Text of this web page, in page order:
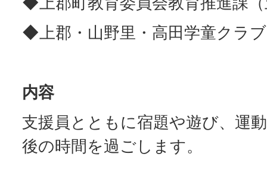
◆上郡・山野里・高田学童クラ
内容
支援員とともに宿題や遊び、運
後の時間を過ごします。